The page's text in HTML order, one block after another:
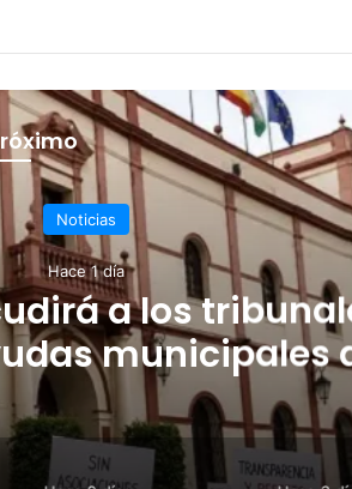
1 día
a los tribunales
municipales
alegaciones